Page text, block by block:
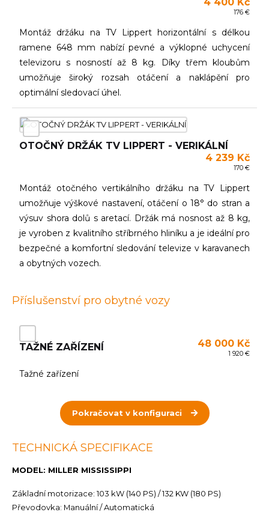
176 €
Montáž držáku na TV Lippert horizontální s délkou
ramene 648 mm nabízí pevné a výklopné uchycení
televizoru s nosností až 8 kg. Díky třem kloubům
umožňuje široký rozsah otáčení a naklápění pro
optimální sledovací úhel.
OTOČNÝ DRŽÁK TV LIPPERT - VERIKÁLNÍ
4 239 Kč
170 €
Montáž otočného vertikálního držáku na TV Lippert
umožňuje výškové nastavení, otáčení o 18° do stran a
výsuv shora dolů s aretací. Držák má nosnost až 8 kg,
je vyroben z kvalitního stříbrného hliníku a je ideální pro
bezpečné a komfortní sledování televize v karavanech
a obytných vozech.
Příslušenství pro obytné vozy
TAŽNÉ ZAŘÍZENÍ 48 000 Kč
1 920 €
Tažné zařízení
Pokračovat v konfiguraci
TECHNICKÁ SPECIFIKACE
MODEL: MILLER MISSISSIPPI
Základní motorizace: 103 kW (140 PS) / 132 KW (180 PS)
Převodovka: Manuální / Automatická